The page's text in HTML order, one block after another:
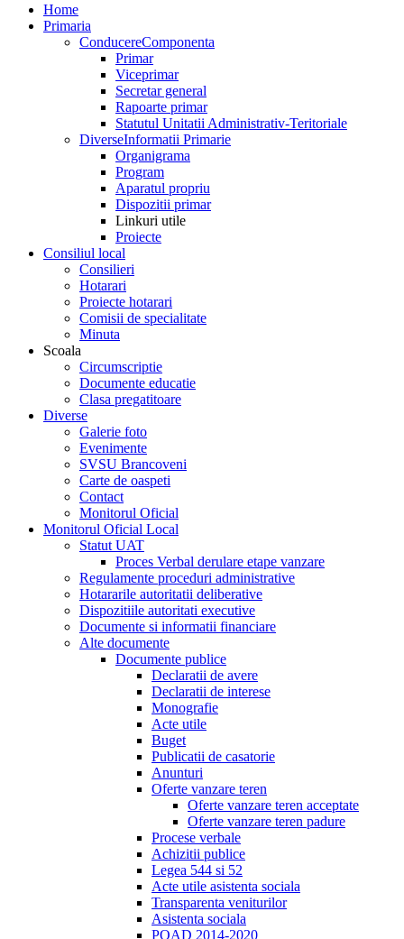
Home
Primaria
ConducereComponenta
Primar
Viceprimar
Secretar general
Rapoarte primar
Statutul Unitatii Administrativ-Teritoriale
DiverseInformatii Primarie
Organigrama
Program
Aparatul propriu
Dispozitii primar
Linkuri utile
Proiecte
Consiliul local
Consilieri
Hotarari
Proiecte hotarari
Comisii de specialitate
Minuta
Scoala
Circumscriptie
Documente educatie
Clasa pregatitoare
Diverse
Galerie foto
Evenimente
SVSU Brancoveni
Carte de oaspeti
Contact
Monitorul Oficial
Monitorul Oficial Local
Statut UAT
Proces Verbal derulare etape vanzare
Regulamente proceduri administrative
Hotararile autoritatii deliberative
Dispozitiile autoritati executive
Documente si informatii financiare
Alte documente
Documente publice
Declaratii de avere
Declaratii de interese
Monografie
Acte utile
Buget
Publicatii de casatorie
Anunturi
Oferte vanzare teren
Oferte vanzare teren acceptate
Oferte vanzare teren padure
Procese verbale
Achizitii publice
Legea 544 si 52
Acte utile asistenta sociala
Transparenta veniturilor
Asistenta sociala
POAD 2014-2020